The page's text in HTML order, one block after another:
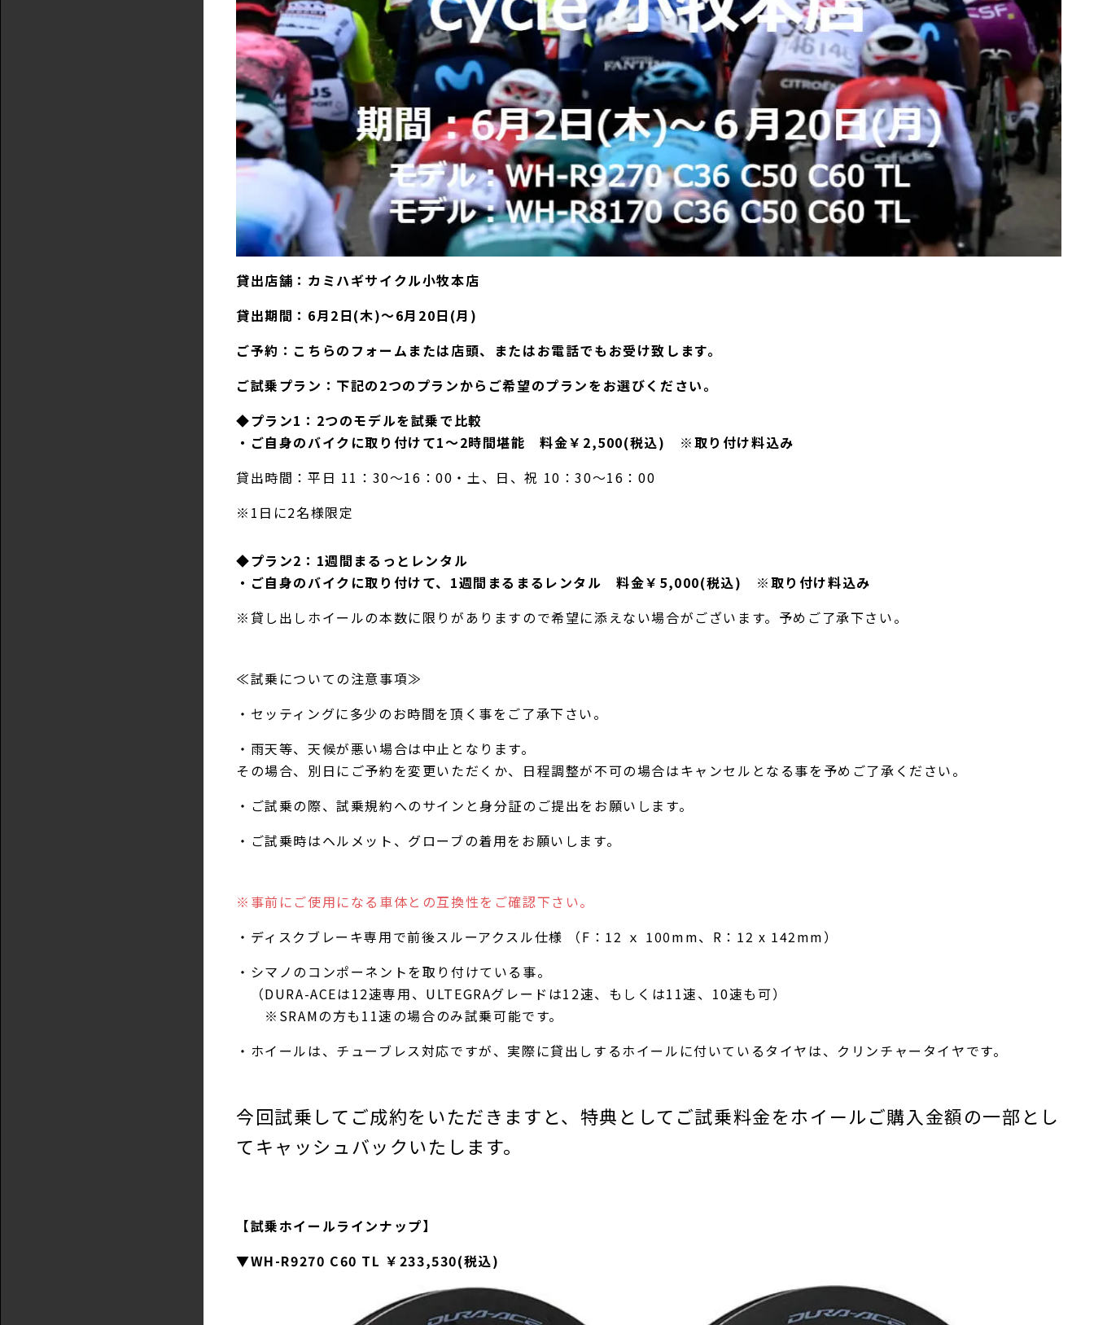
貸出店舗：カミハギサイクル小牧本店
貸出期間：6月2日(木)～6月20日(月)
ご予約： こちらのフォーム または店頭、またはお電話でもお受け致します。
ご試乗プラン：下記の2つのプランからご希望のプランをお選びください。
◆プラン1：2つのモデルを試乗で比較
・ご自身のバイクに取り付けて1～2時間堪能 料金￥2,500(税込) ※取り付け料込み
貸出時間：平日 11：30～16：00・土、日、祝 10：30～16：00
※1日に2名様限定
◆プラン2：1週間まるっとレンタル
・ご自身のバイクに取り付けて、1週間まるまるレンタル 料金￥5,000(税込) ※取り付け料込み
※貸し出しホイールの本数に限りがありますので希望に添えない場合がございます。予めご了承下さい。
≪試乗についての注意事項≫
・セッティングに多少のお時間を頂く事をご了承下さい。
・雨天等、天候が悪い場合は中止となります。
その場合、別日にご予約を変更いただくか、日程調整が不可の場合はキャンセルとなる事を予めご了承ください。
・ご試乗の際、試乗規約へのサインと身分証のご提出をお願いします。
・ご試乗時はヘルメット、グローブの着用をお願いします。
※事前にご使用になる車体との互換性をご確認下さい。
・ディスクブレーキ専用で前後スルーアクスル仕様 （F：12 ｘ 100mm、R：12 x 142mm）
・シマノのコンポーネントを取り付けている事。
（DURA-ACEは12速専用、ULTEGRAグレードは12速、もしくは11速、10速も可）
※SRAMの方も11速の場合のみ試乗可能です。
・ホイールは、チューブレス対応ですが、実際に貸出しするホイールに付いているタイヤは、クリンチャータイヤです。
今回試乗してご成約をいただきますと、特典としてご試乗料金をホイールご購入金額の一部とし
てキャッシュバックいたします。
【試乗ホイールラインナップ】
▼WH-R9270 C60 TL ￥233,530(税込)